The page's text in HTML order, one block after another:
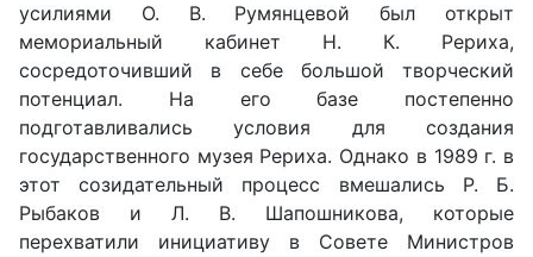
усилиями О. В. Румянцевой был открыт
мемориальный кабинет Н. К. Рериха,
сосредоточивший в себе большой творческий
потенциал. На его базе постепенно
подготавливались условия для создания
государственного музея Рериха. Однако в 1989 г. в
этот созидательный процесс вмешались Р. Б.
Рыбаков и Л. В. Шапошникова, которые
перехватили инициативу в Совете Министров